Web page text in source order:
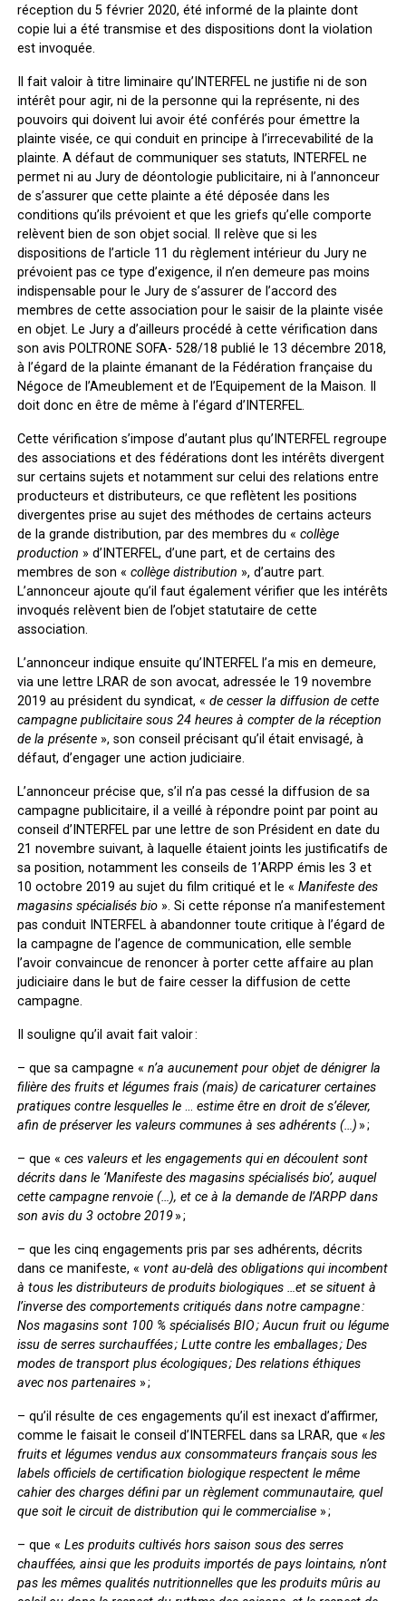
réception du 5 février 2020, été informé de la plainte dont
copie lui a été transmise et des dispositions dont la violation
est invoquée.
Il fait valoir à titre liminaire qu’INTERFEL ne justifie ni de son
intérêt pour agir, ni de la personne qui la représente, ni des
pouvoirs qui doivent lui avoir été conférés pour émettre la
plainte visée, ce qui conduit en principe à l’irrecevabilité de la
plainte. A défaut de communiquer ses statuts, INTERFEL ne
permet ni au Jury de déontologie publicitaire, ni à l’annonceur
de s’assurer que cette plainte a été déposée dans les
conditions qu’ils prévoient et que les griefs qu’elle comporte
relèvent bien de son objet social. Il relève que si les
dispositions de l’article 11 du règlement intérieur du Jury ne
prévoient pas ce type d’exigence, il n’en demeure pas moins
indispensable pour le Jury de s’assurer de l’accord des
membres de cette association pour le saisir de la plainte visée
en objet. Le Jury a d’ailleurs procédé à cette vérification dans
son avis POLTRONE SOFA- 528/18 publié le 13 décembre 2018,
à l’égard de la plainte émanant de la Fédération française du
Négoce de l’Ameublement et de l’Equipement de la Maison. Il
doit donc en être de même à l’égard d’INTERFEL.
Cette vérification s’impose d’autant plus qu’INTERFEL regroupe
des associations et des fédérations dont les intérêts divergent
sur certains sujets et notamment sur celui des relations entre
producteurs et distributeurs, ce que reflètent les positions
divergentes prise au sujet des méthodes de certains acteurs
de la grande distribution, par des membres du « collège
production » d’INTERFEL, d’une part, et de certains des
membres de son « collège distribution », d’autre part.
L’annonceur ajoute qu’il faut également vérifier que les intérêts
invoqués relèvent bien de l’objet statutaire de cette
association.
L’annonceur indique ensuite qu’INTERFEL l’a mis en demeure,
via une lettre LRAR de son avocat, adressée le 19 novembre
2019 au président du syndicat, « de cesser la diffusion de cette
campagne publicitaire sous 24 heures à compter de la réception
de la présente », son conseil précisant qu’il était envisagé, à
défaut, d’engager une action judiciaire.
L’annonceur précise que, s’il n’a pas cessé la diffusion de sa
campagne publicitaire, il a veillé à répondre point par point au
conseil d’INTERFEL par une lettre de son Président en date du
21 novembre suivant, à laquelle étaient joints les justificatifs de
sa position, notamment les conseils de 1’ARPP émis les 3 et
10 octobre 2019 au sujet du film critiqué et le « Manifeste des
magasins spécialisés bio». Si cette réponse n’a manifestement
pas conduit INTERFEL à abandonner toute critique à l’égard de
la campagne de l’agence de communication, elle semble
l’avoir convaincue de renoncer à porter cette affaire au plan
judiciaire dans le but de faire cesser la diffusion de cette
campagne.
Il souligne qu’il avait fait valoir :
– que sa campagne « n’a aucunement pour objet de dénigrer la
filière des fruits et légumes frais (mais) de caricaturer certaines
pratiques contre lesquelles le … estime être en droit de s’élever,
afin de préserver les valeurs communes à ses adhérents (…) » ;
– que « ces valeurs et les engagements qui en découlent sont
décrits dans le ‘Manifeste des magasins spécialisés bio’, auquel
cette campagne renvoie (…), et ce à la demande de l’ARPP dans
son avis du 3 octobre 2019» ;
– que les cinq engagements pris par ses adhérents, décrits
dans ce manifeste, « vont au-delà des obligations qui incombent
à tous les distributeurs de produits biologiques …et se situent à
l’inverse des comportements critiqués dans notre campagne :
Nos magasins sont 100 % spécialisés BIO ; Aucun fruit ou légume
issu de serres surchauffées ; Lutte contre les emballages ; Des
modes de transport plus écologiques ; Des relations éthiques
avec nos partenaires » ;
– qu’il résulte de ces engagements qu’il est inexact d’affirmer,
comme le faisait le conseil d’INTERFEL dans sa LRAR, que «les
fruits et légumes vendus aux consommateurs français sous les
labels officiels de certification biologique respectent le même
cahier des charges défini par un règlement communautaire, quel
que soit le circuit de distribution qui le commercialise» ;
– que « Les produits cultivés hors saison sous des serres
chauffées, ainsi que les produits importés de pays lointains, n’ont
pas les mêmes qualités nutritionnelles que les produits mûris au